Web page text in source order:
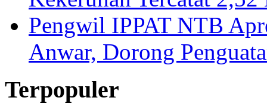
Pengwil IPPAT NTB
Anwar, Dorong
Terpopuler